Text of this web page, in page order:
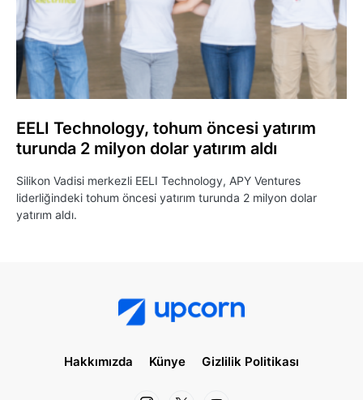
EELI Technology, tohum öncesi yatırım
turunda 2 milyon dolar yatırım aldı
Silikon Vadisi merkezli EELI Technology, APY Ventures
liderliğindeki tohum öncesi yatırım turunda 2 milyon dolar
yatırım aldı.
Hakkımızda Künye Gizlilik Politikası